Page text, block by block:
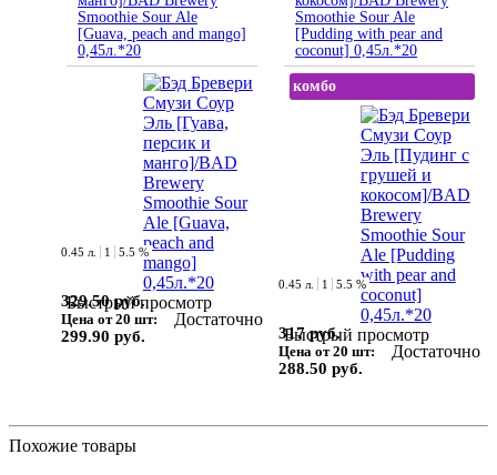
Smoothie Sour Ale
[Guava, peach and mango]
0,45л.*20
Быстрый просмотр
0.45 л. 1 5.5 %
329.50 руб.
Цена от 20 шт:
299.90 руб.
Достаточно
Smoothie Sour Ale
[Pudding with pear and
coconut] 0,45л.*20
комбо
Быстрый просмотр
0.45 л. 1 5.5 %
317 руб.
Цена от 20 шт:
288.50 руб.
Достаточно
Похожие товары